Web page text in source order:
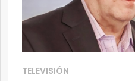
TELEVISIÓN